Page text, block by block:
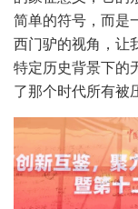
简单的符号，而是
西门驴的视角，让
特定历史背景下的
了那个时代所有被